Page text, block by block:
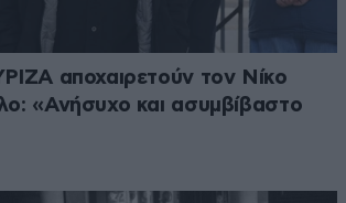
αποχαιρετούν τον Νίκο
«Ανήσυχο και ασυμβίβαστο